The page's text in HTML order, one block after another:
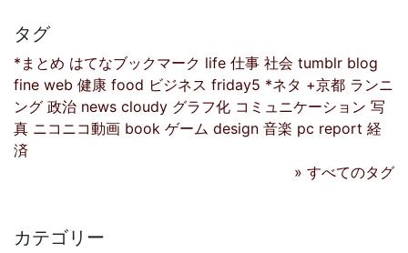
タグ
*まとめ はてなブックマーク life 仕事 社会 tumblr blog
fine web 健康 food ビジネス friday5 *ネタ +京都 ランニ
ング 政治 news cloudy グラフ化 コミュニケーション 写
真 ニコニコ動画 book ゲーム design 音楽 pc report 経
済
» すべてのタグ
カテゴリー